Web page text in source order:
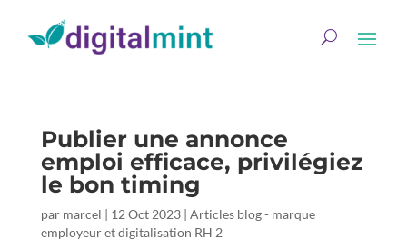
Publier une annonce
emploi efficace, privilégiez
le bon timing
par marcel | 12 Oct 2023| Articles blog - marque
employeur et digitalisation RH 2